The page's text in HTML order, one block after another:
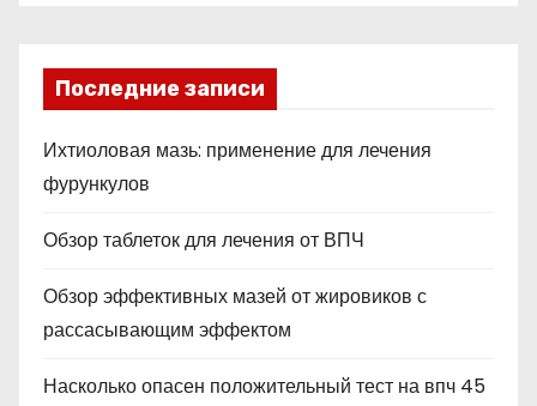
Последние записи
Ихтиоловая мазь: применение для лечения
фурункулов
Обзор таблеток для лечения от ВПЧ
Обзор эффективных мазей от жировиков с
рассасывающим эффектом
Насколько опасен положительный тест на впч 45